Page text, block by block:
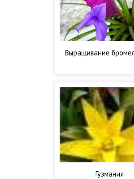
Выращивание
Гузмания